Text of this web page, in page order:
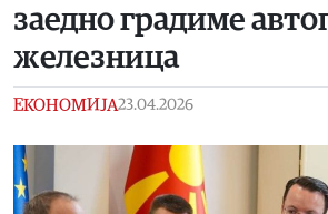
заедно градиме
железница
ЕКОНОМИЈА23.04.2026